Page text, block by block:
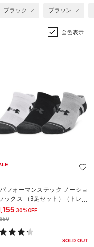
ブラック ブラウン
全色表示
フォーマンステック ノーショ
ックス （3足セット）（トレー
グ/UNISEX）
30%OFF
SOLD OUT